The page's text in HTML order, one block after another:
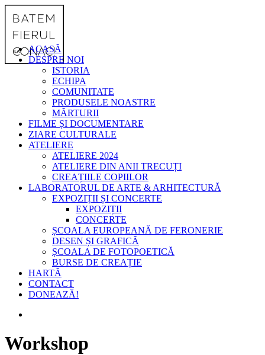
ACASĂ
DESPRE NOI
ISTORIA
ECHIPA
COMUNITATE
PRODUSELE NOASTRE
MĂRTURII
FILME ȘI DOCUMENTARE
ZIARE CULTURALE
ATELIERE
ATELIERE 2024
ATELIERE DIN ANII TRECUȚI
CREAȚIILE COPIILOR
LABORATORUL DE ARTE & ARHITECTURĂ
EXPOZIȚII ȘI CONCERTE
EXPOZIȚII
CONCERTE
ȘCOALA EUROPEANĂ DE FERONERIE
DESEN ȘI GRAFICĂ
ȘCOALA DE FOTOPOETICĂ
BURSE DE CREAȚIE
HARTĂ
CONTACT
DONEAZĂ!
Workshop